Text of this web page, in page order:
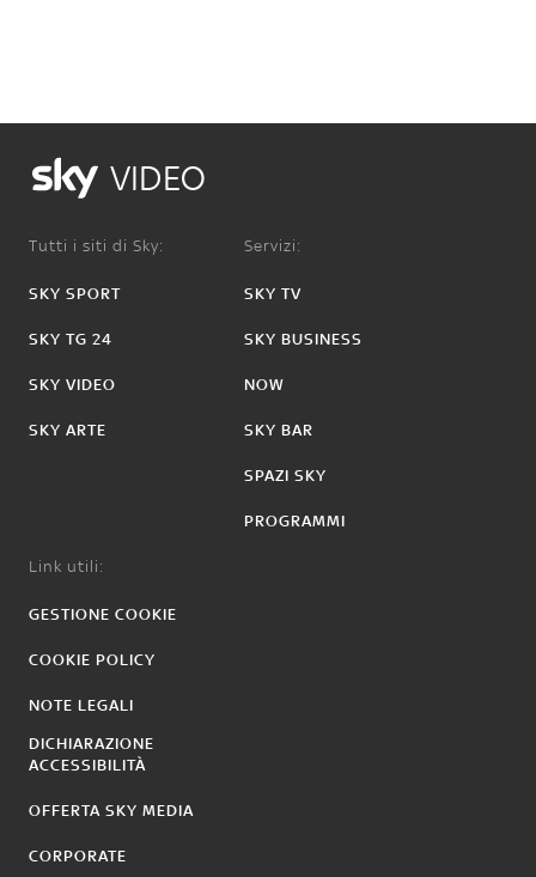
VIDEO
Tutti i siti di Sky:
SKY SPORT
SKY TG 24
SKY VIDEO
SKY ARTE
Servizi:
SKY TV
SKY BUSINESS
NOW
SKY BAR
SPAZI SKY
PROGRAMMI
Link utili:
GESTIONE COOKIE
COOKIE POLICY
NOTE LEGALI
DICHIARAZIONE
ACCESSIBILITÀ
OFFERTA SKY MEDIA
CORPORATE